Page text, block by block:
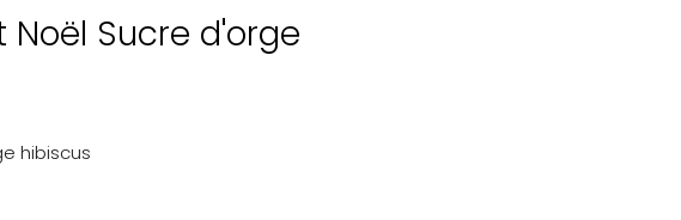
Noël Sucre d'orge
hibiscus